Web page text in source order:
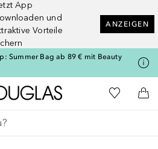
App
und
Vorteile
ANZEIGEN
Summer Bag ab 89 € mit Beauty
Zur Douglas Startseite
Zu Meiner